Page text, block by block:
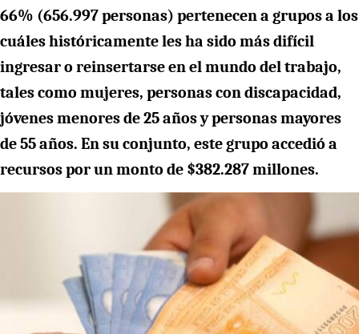
66% (656.997 personas) pertenecen a grupos a los
cuáles históricamente les ha sido más difícil
ingresar o reinsertarse en el mundo del trabajo,
tales como mujeres, personas con discapacidad,
jóvenes menores de 25 años y personas mayores
de 55 años. En su conjunto, este grupo accedió a
recursos por un monto de $382.287 millones.